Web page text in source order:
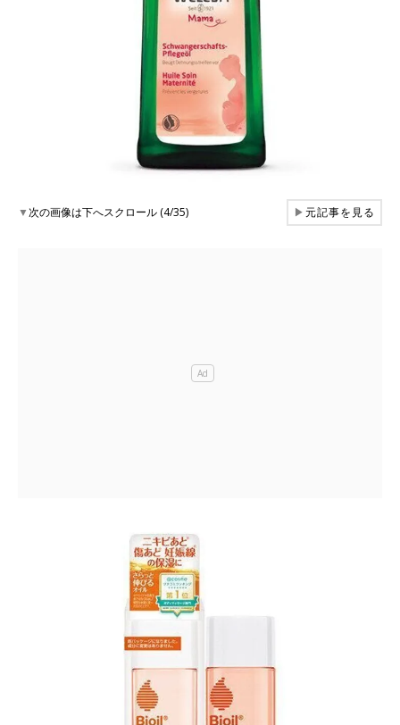
▼次の画像は下へスクロール (4/35) ▶元記事を見る